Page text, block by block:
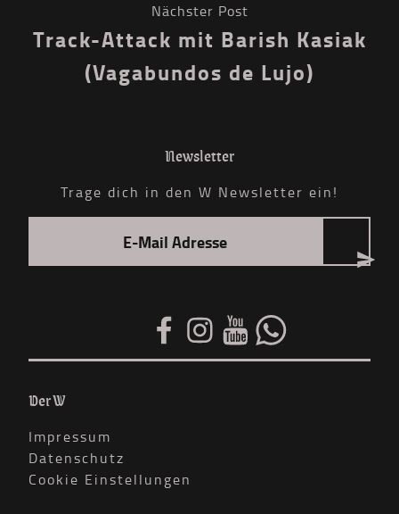
Nächster Post
Track-Attack mit Barish Kasiak
(Vagabundos de Lujo)
Newsletter
Trage dich in den W Newsletter ein!
Der W
Impressum
Datenschutz
Cookie Einstellungen